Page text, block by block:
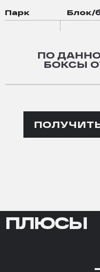
Парк Блок/
ПО
БОКСЫ
ПЛЮСЫ
ФОРМАТА
ПЛЮСЫ